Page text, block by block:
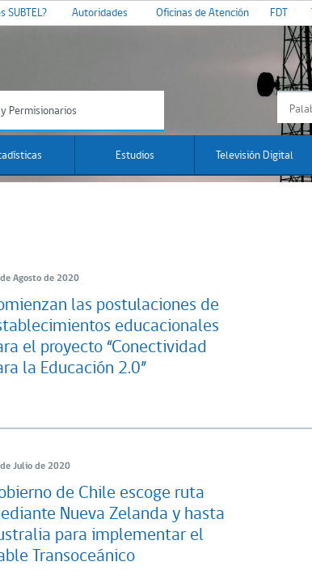
SUBTEL? Autoridades Oficinas de Atención FDT
Permisionarios
Estudios Televisión Digital
Agosto de 2020
las postulaciones de
educacionales
el proyecto “Conectividad
la Educación 2.0”
Julio de 2020
de Chile escoge ruta
Nueva Zelanda y hasta
para implementar el
Transoceánico